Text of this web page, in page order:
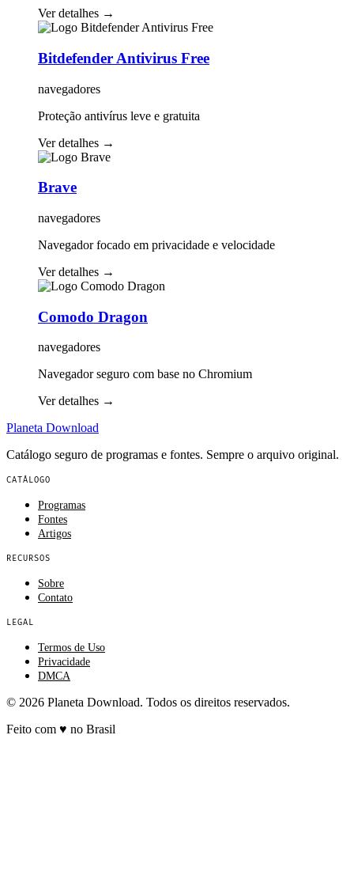
Ver detalhes →
Bitdefender Antivirus Free
navegadores
Proteção antivírus leve e gratuita
Ver detalhes →
Brave
navegadores
Navegador focado em privacidade e velocidade
Ver detalhes →
Comodo Dragon
navegadores
Navegador seguro com base no Chromium
Ver detalhes →
Planeta Download
Catálogo seguro de programas e fontes. Sempre o arquivo original.
CATÁLOGO
Programas
Fontes
Artigos
RECURSOS
Sobre
Contato
LEGAL
Termos de Uso
Privacidade
DMCA
© 2026 Planeta Download. Todos os direitos reservados.
Feito com ♥ no Brasil